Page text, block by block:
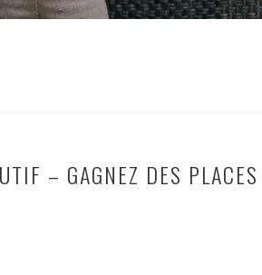
– GAGNEZ DES